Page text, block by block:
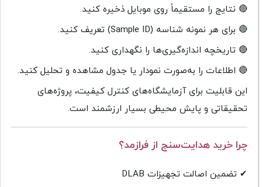
🔴 نتایج را مستقیماً روی موبایل ذخیره کنید.
🔴 برای هر نمونه شناسه (Sample ID) تعریف کنید.
🔴 تاریخچه اندازه‌گیری‌ها را نگهداری کنید.
🔴 اطلاعات را به‌صورت نمودار یا جدول مشاهده و تحلیل کنید.
این قابلیت برای آزمایشگاه‌های کنترل کیفیت، پروژه‌های
تحقیقاتی و پایش محیطی بسیار ارزشمند است.
چرا خرید هدایت‌سنج از فرازمد؟
✔ تضمین اصالت تجهیزات DLAB